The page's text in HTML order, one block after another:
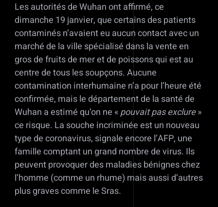
Les autorités de Wuhan ont affirmé, ce
dimanche 19 janvier, que certains des patients
contaminés n’avaient eu aucun contact avec un
marché de la ville spécialisé dans la vente en
gros de fruits de mer et de poissons qui est au
centre de tous les soupçons. Aucune
contamination interhumaine n’a pour l’heure été
confirmée, mais le département de la santé de
Wuhan a estimé qu’on ne «pouvait pas exclure»
ce risque. La souche incriminée est un nouveau
type de coronavirus, signale encore l’AFP, une
famille comptant un grand nombre de virus. Ils
peuvent provoquer des maladies bénignes chez
l’homme (comme un rhume) mais aussi d’autres
plus graves comme le Sras.